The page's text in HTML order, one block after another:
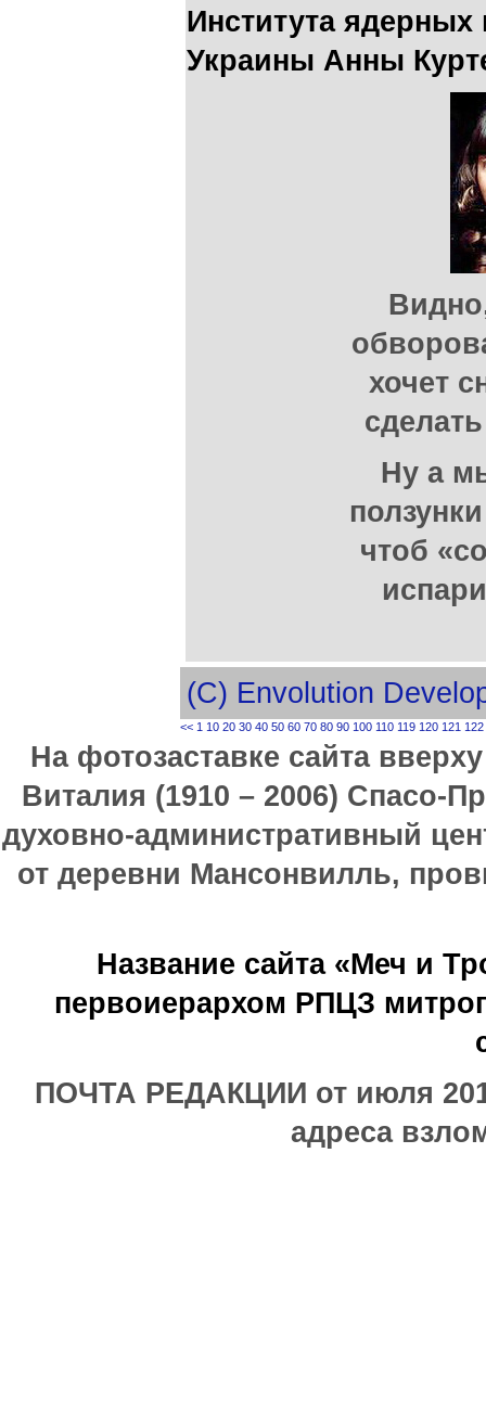
Института
Украины Анны
хочет
Ну а
чтоб
(C) Envolution
<< 1 10 20 30 40 50 60 70 80 90 100 110 119 120 121 122
На фотозаставке сайта
Виталия (1910 – 2006) Спасо-
духовно-административный
от деревни Мансонвилль,
Название сайта «Меч и
первоиерархом РПЦЗ
ПОЧТА РЕДАКЦИИ от июля
адреса